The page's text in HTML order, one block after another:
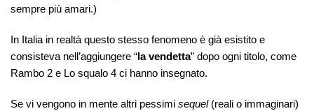
sempre più amari.)
In Italia in realtà questo stesso fenomeno è già esistito e
consisteva nell’aggiungere “la vendetta” dopo ogni titolo, come
Rambo 2 e Lo squalo 4 ci hanno insegnato.
Se vi vengono in mente altri pessimi sequel(reali o immaginari)